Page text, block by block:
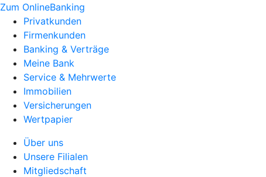
Zum OnlineBanking
Privatkunden
Firmenkunden
Banking & Verträge
Meine Bank
Service & Mehrwerte
Immobilien
Versicherungen
Wertpapier
Über uns
Unsere Filialen
Mitgliedschaft